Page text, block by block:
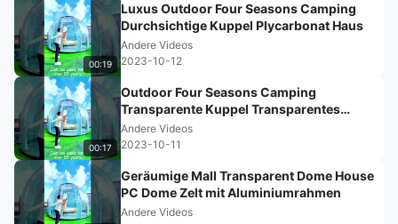
00:19
Luxus Outdoor Four Seasons Camping
Durchsichtige Kuppel Plycarbonat Haus
Andere Videos
2023-10-12
00:17
Outdoor Four Seasons Camping
Transparente Kuppel Transparentes
Plycarbonathaus
Andere Videos
2023-10-11
Geräumige Mall Transparent Dome House
PC Dome Zelt mit Aluminiumrahmen
Andere Videos